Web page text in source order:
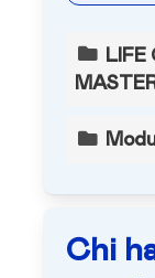
LIFE
Chi